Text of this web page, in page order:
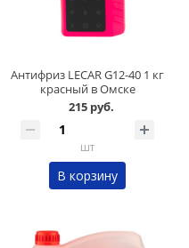
Антифриз LECAR G12-40 1 кг
красный в Омске
215 руб.
шт
В корзину